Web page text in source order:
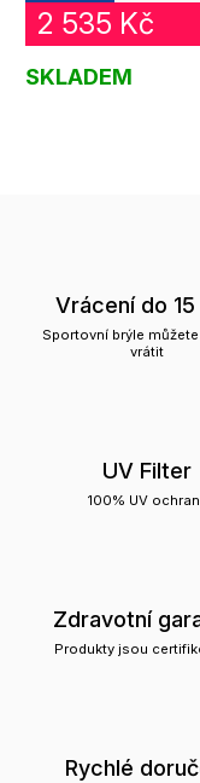
2 535 Kč
SKLADEM
Vrácení do 15
Sportovní brýle
vrátit
UV Filter
100% UV
Zdravotní
Produkty jsou
Rychlé